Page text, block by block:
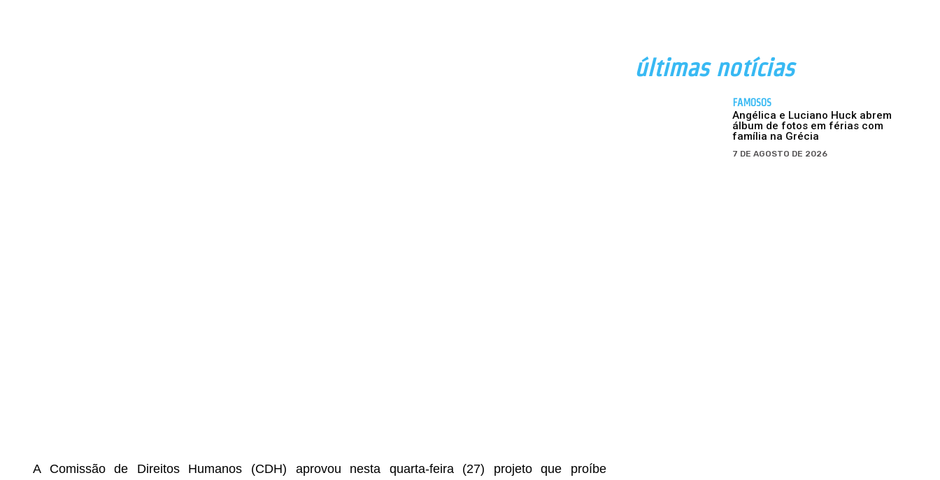
A Comissão de Direitos Humanos (CDH) aprovou nesta quarta-feira (27) projeto que proíbe
últimas notícias
FAMOSOS
Angélica e Luciano Huck abrem
álbum de fotos em férias com
família na Grécia
7 DE AGOSTO DE 2026